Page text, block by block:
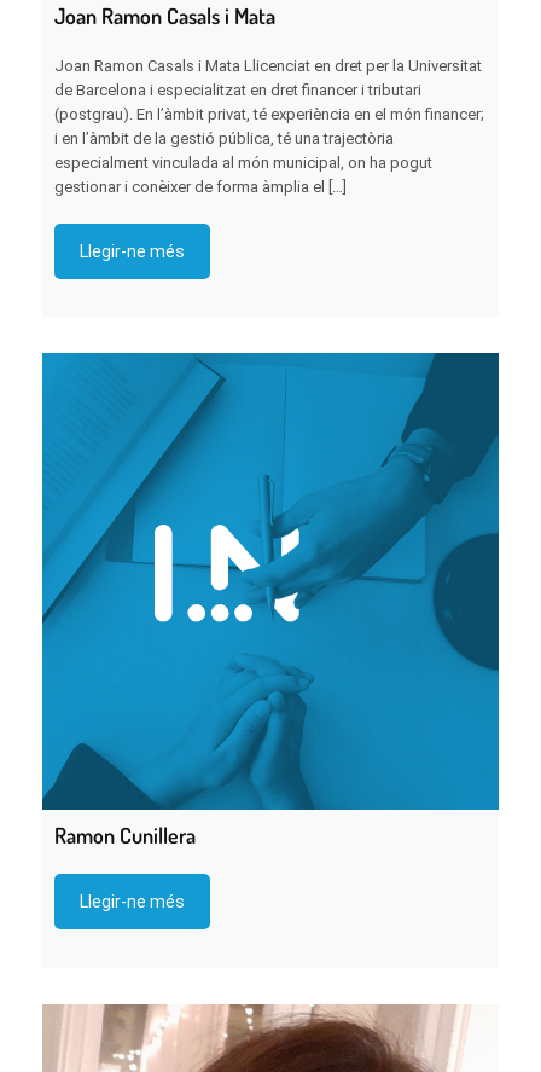
Joan Ramon Casals i Mata
Joan Ramon Casals i Mata Llicenciat en dret per la Universitat
de Barcelona i especialitzat en dret financer i tributari
(postgrau). En l’àmbit privat, té experiència en el món financer;
i en l’àmbit de la gestió pública, té una trajectòria
especialment vinculada al món municipal, on ha pogut
gestionar i conèixer de forma àmplia el […]
Llegir-ne més
Ramon Cunillera
Llegir-ne més